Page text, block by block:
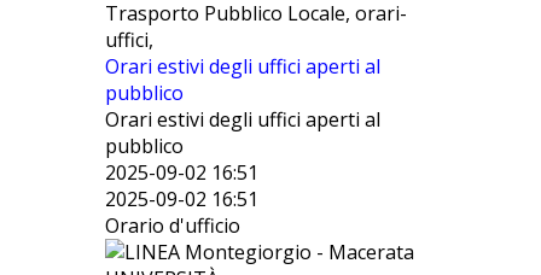
Trasporto Pubblico Locale, orari-
uffici,
Orari estivi degli uffici aperti al
pubblico
Orari estivi degli uffici aperti al
pubblico
2025-09-02 16:51
2025-09-02 16:51
Orario d'ufficio